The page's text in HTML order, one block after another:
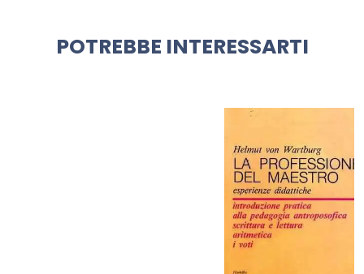
POTREBBE INTERESSARTI